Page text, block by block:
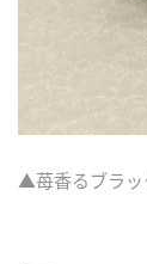
▲苺香るブラッ